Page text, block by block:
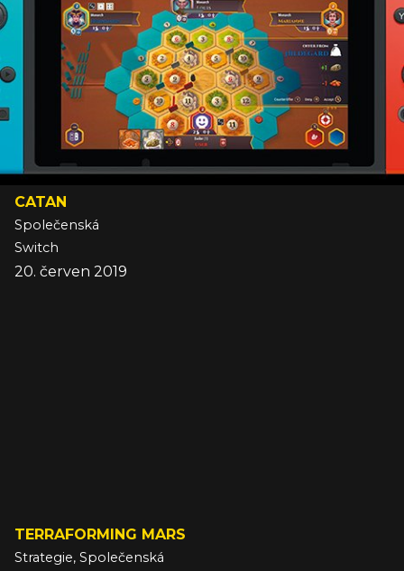
CATAN
Společenská
Switch
20. červen 2019
TERRAFORMING MARS
Strategie, Společenská